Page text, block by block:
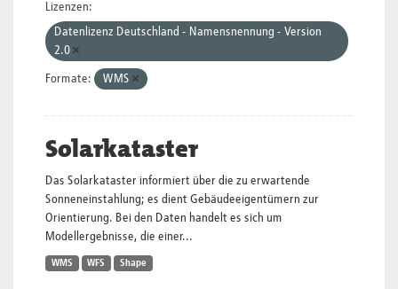
Lizenzen:
Datenlizenz Deutschland - Namensnennung - Version
2.0
Formate: WMS
Solarkataster
Das Solarkataster informiert über die zu erwartende
Sonneneinstahlung; es dient Gebäudeeigentümern zur
Orientierung. Bei den Daten handelt es sich um
Modellergebnisse, die einer...
WMS WFS Shape